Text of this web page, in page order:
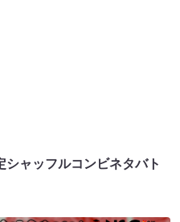
シャッフルコンビネタバト